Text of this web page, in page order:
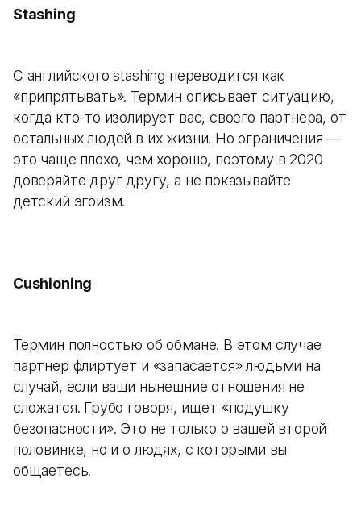
Stashing
С английского stashing переводится как
«припрятывать». Термин описывает ситуацию,
когда кто-то изолирует вас, своего партнера, от
остальных людей в их жизни. Но ограничения —
это чаще плохо, чем хорошо, поэтому в 2020
доверяйте друг другу, а не показывайте
детский эгоизм.
Cushioning
Термин полностью об обмане. В этом случае
партнер флиртует и «запасается» людьми на
случай, если ваши нынешние отношения не
сложатся. Грубо говоря, ищет «подушку
безопасности». Это не только о вашей второй
половинке, но и о людях, с которыми вы
общаетесь.